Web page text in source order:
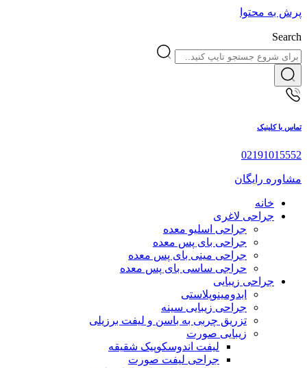
پرش به محتوا
Search
تماس با کلینیک
02191015552
مشاوره رایگان
خانه
جراحی لاغری
جراحی اسلیو معده
جراحی بای پس معده
جراحی مینی بای پس معده
حراجی ساسی بای پس معده
جراحی زیبایی
ابدومینوپلاستی
جراحی زیبایی سینه
تزریق چربی به باسن و لیفت برزیلی
زیبایی صورت
لیفت اندوسکوپیک شقیقه
جراحی لیفت صورت